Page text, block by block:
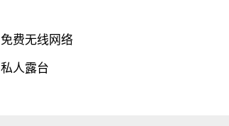
免费无线网络
私人露台